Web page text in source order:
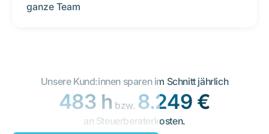
ganze Team
Unsere Kund:innen sparen im Schnitt jährlich
483 h bzw. 8.249 €
an Steuerberaterkosten.